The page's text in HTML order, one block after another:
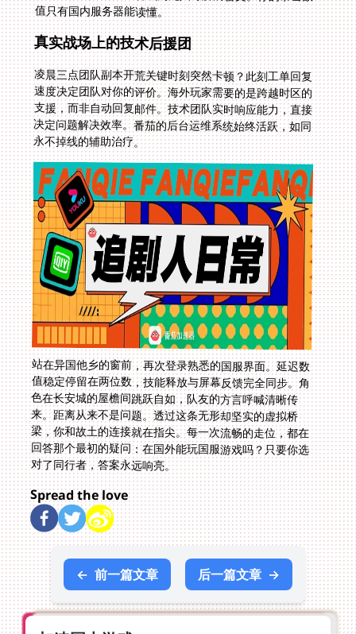
值只有国内服务器能读懂。
真实战场上的技术后援团
凌晨三点团队副本开荒关键时刻突然卡顿？此刻工单回复
速度决定团队对你的评价。海外玩家需要的是跨越时区的
支援，而非自动回复邮件。技术团队实时响应能力，直接
决定问题解决效率。番茄的后台运维系统始终活跃，如同
永不掉线的辅助治疗。
站在异国他乡的窗前，再次登录熟悉的国服界面。延迟数
值稳定停留在两位数，技能释放与屏幕反馈完全同步。角
色在长安城的屋檐间跳跃自如，队友的方言呼喊清晰传
来。距离从来不是问题。透过这条无形却坚实的虚拟桥
梁，你和故土的连接就在指尖。每一次流畅的走位，都在
回答那个最初的疑问：在国外能玩国服游戏吗？只要你选
对了同行者，答案永远响亮。
Spread the love
← 前一篇文章 后一篇文章 →